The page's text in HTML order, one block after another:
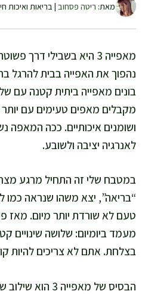
מאת: ריטה פסחוב | בריאות ואיכות
מאפייה 3 היא בשבילי דרך
נהפוך את האפייה בבית להרגל
בונים מאפייה ביתית קטנה עם
מקבלים מאפים טעימים עם
ושומנים איכותיים. ככה המאפה
לאנרגיה יציבה ולשובע.
במטבח שלי זה התחיל מרגע
“בריאה”, יצא משהו שנראה כמו
טעם לא שורדת יותר מיום. מאז
מעמד ביומיום: שלושה שינויים
בצלחת. אתם לא צריכים להיות
הבסיס של